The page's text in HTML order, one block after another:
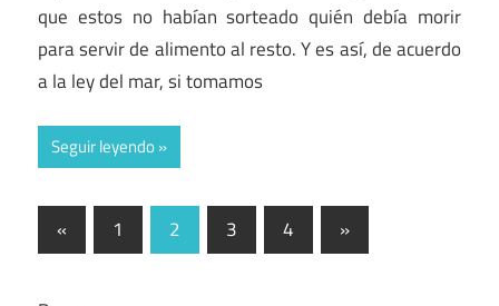
que estos no habían sorteado quién debía morir
para servir de alimento al resto. Y es así, de acuerdo
a la ley del mar, si tomamos
Seguir leyendo
Paginación
de
« Entradas
anteriores
1 2 3 4
Entradas
siguientes
»